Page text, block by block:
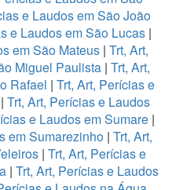
e Laudos em São João
e Laudos em São Lucas|
em São Mateus | Trt, Art,
Miguel Paulista| Trt, Art,
Rafael | Trt, Art, Perícias e
| Trt, Art, Perícias e Laudos
e Laudos em Sumare |
em Sumarezinho| Trt, Art,
| Trt, Art, Perícias e
| Trt, Art, Perícias e Laudos